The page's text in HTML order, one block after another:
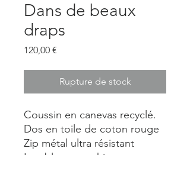
Dans de beaux
draps
120,00 €
Rupture de stock
Coussin en canevas recyclé.
Dos en toile de coton rouge
Zip métal ultra résistant
Lavable en machine